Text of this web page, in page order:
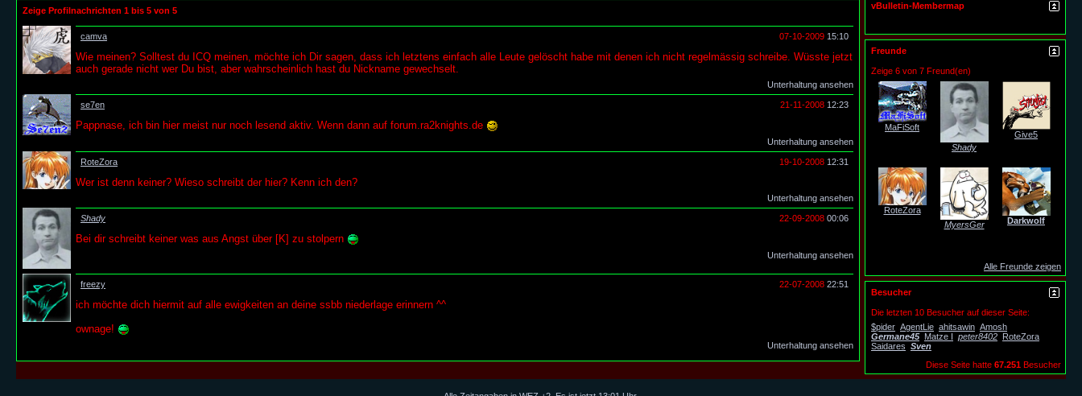
Zeige Profilnachrichten 1 bis 5 von 5
07-10-2009 15:10
camva
Wie meinen? Solltest du ICQ meinen, möchte ich Dir sagen, dass ich letztens einfach alle Leute gelöscht habe mit denen ich nicht regelmässig schreibe. Wüsste jetzt
auch gerade nicht wer Du bist, aber wahrscheinlich hast du Nickname gewechselt.
Unterhaltung ansehen
21-11-2008 12:23
se7en
Pappnase, ich bin hier meist nur noch lesend aktiv. Wenn dann auf forum.ra2knights.de
Unterhaltung ansehen
19-10-2008 12:31
RoteZora
Wer ist denn keiner? Wieso schreibt der hier? Kenn ich den?
Unterhaltung ansehen
22-09-2008 00:06
Shady
Bei dir schreibt keiner was aus Angst über [K] zu stolpern
Unterhaltung ansehen
22-07-2008 22:51
freezy
ich möchte dich hiermit auf alle ewigkeiten an deine ssbb niederlage erinnern ^^
ownage!
Unterhaltung ansehen
vBulletin-Membermap
Freunde
Zeige 6 von 7 Freund(en)
MaFiSoft
Shady
Give5
RoteZora
MyersGer
Darkwolf
Alle Freunde zeigen
Besucher
Die letzten 10 Besucher auf dieser Seite:
$pider AgentLie ahitsawin Amosh
Germane45 Matze I peter8402 RoteZora
Saidares Sven
Diese Seite hatte 67.251 Besucher